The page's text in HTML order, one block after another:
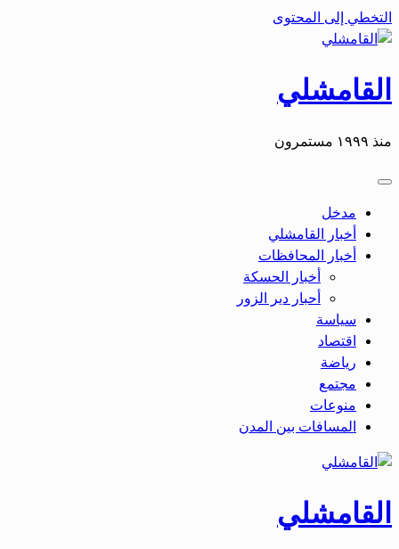
التخطي إلى المحتوى
القامشلي
منذ ١٩٩٩ مستمرون
مدخل
أخبار القامشلي
أخبار المحافظات
أخبار الحسكة
أحبار دير الزور
سياسة
اقتصاد
رياضة
مجتمع
منوعات
المسافات بين المدن
القامشلي